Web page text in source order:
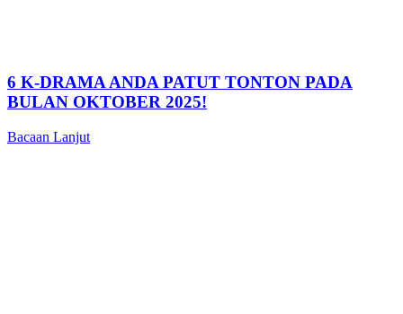
6 K-DRAMA ANDA PATUT TONTON PADA
BULAN OKTOBER 2025!
Bacaan Lanjut